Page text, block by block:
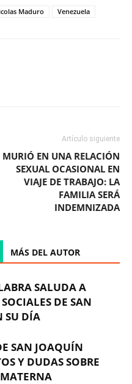
Maduro Venezuela
Artículo siguiente
MURIÓ EN UNA RELACIÓN
SEXUAL OCASIONAL EN
VIAJE DE TRABAJO: LA
FAMILIA SERÁ
INDEMNIZADA
MÁS DEL AUTOR
SALUDA A
DE SAN
SU DÍA
SAN JOAQUÍN
Y DUDAS SOBRE